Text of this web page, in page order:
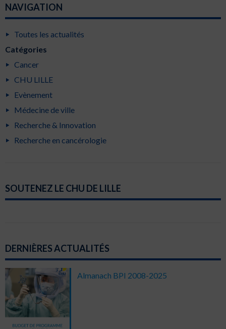
NAVIGATION
Toutes les actualités
Catégories
Cancer
CHU LILLE
Evènement
Médecine de ville
Recherche & Innovation
Recherche en cancérologie
SOUTENEZ LE CHU DE LILLE
DERNIÈRES ACTUALITÉS
Almanach BPI 2008-2025